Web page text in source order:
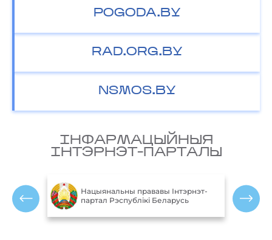
POGODA.BY
RAD.ORG.BY
NSMOS.BY
IНФАРМАЦЫЙНЫЯ
IНТЭРНЭТ-ПАРТАЛЫ
Нацыянальны прававы Інтэрнэт-
партал Рэспублікі Беларусь